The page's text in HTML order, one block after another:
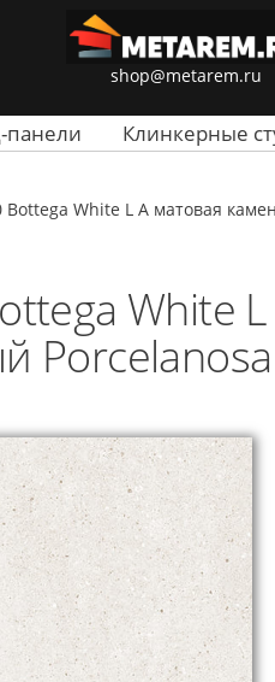
shop@metarem.ru
панели Клинкерные
Bottega White L A матовая
White L
Porcelanosa